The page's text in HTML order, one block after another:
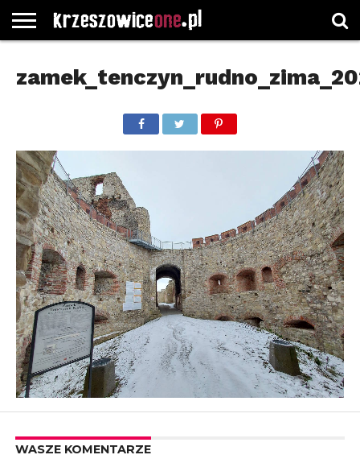
GŁÓWNA
WYBORY
SAMORZĄDOWE
WYBIERZ
KATEGORIE
ROZKŁADY
JAZDY
GREGORCZYK
WATCH
KONTAKT
WASZE KOMENTARZE